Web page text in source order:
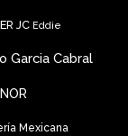
JC Eddie
Garcia Cabral
Mexicana